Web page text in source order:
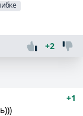
+2
+1